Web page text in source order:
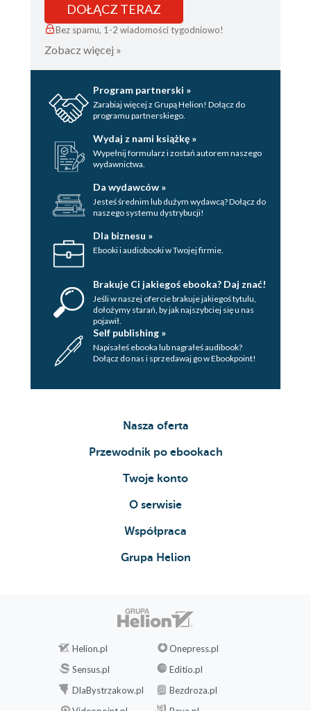
DOŁĄCZ TERAZ
Bez spamu, 1-2 wiadomości tygodniowo!
Zobacz więcej »
Program partnerski »
Zarabiaj więcej z Grupą Helion! Dołącz do
programu partnerskiego.
Wydaj z nami książkę »
Wypełnij formularz i zostań autorem naszego
wydawnictwa.
Da wydawców »
Jesteś średnim lub dużym wydawcą? Dołącz do
naszego systemu dystrybucji!
Dla biznesu »
Ebooki i audiobooki w Twojej firmie.
Brakuje Ci jakiegoś ebooka? Daj znać!
Jeśli w naszej ofercie brakuje jakiegoś tytulu,
dołożymy starań, by jak najszybciej się u nas
pojawił.
Self publishing »
Napisałeś ebooka lub nagrałeś audibook?
Dołącz do nas i sprzedawaj go w Ebookpoint!
Nasza oferta
Przewodnik po ebookach
Twoje konto
O serwisie
Współpraca
Grupa Helion
Helion.pl
Onepress.pl
Sensus.pl
Editio.pl
DlaBystrzakow.pl
Bezdroza.pl